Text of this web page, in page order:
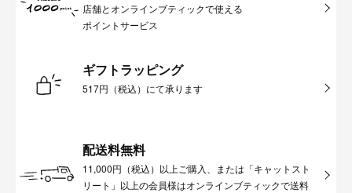
店舗とオンラインブティックで使える
ポイントサービス
ギフトラッピング
517円（税込）にて承ります
配送料無料
11,000円（税込）以上ご購入、または「キャットスト
リート」以上の会員様はオンラインブティックで送料